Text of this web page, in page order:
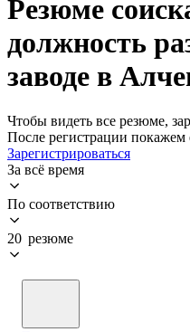
Резюме
должность
заводе в
Чтобы видеть все резюме,
После регистрации
Зарегистрироваться
За всё время
По соответствию
20 резюме